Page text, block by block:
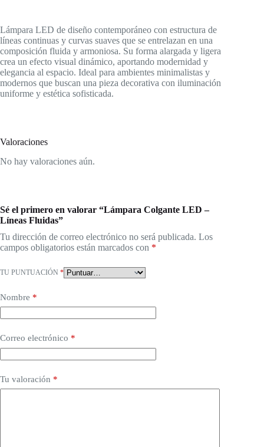
Lámpara LED de diseño contemporáneo con estructura de
líneas continuas y curvas suaves que se entrelazan en una
composición fluida y armoniosa. Su forma alargada y ligera
crea un efecto visual dinámico, aportando modernidad y
elegancia al espacio. Ideal para ambientes minimalistas y
modernos que buscan una pieza decorativa con iluminación
uniforme y estética sofisticada.
Valoraciones
No hay valoraciones aún.
Sé el primero en valorar “Lámpara Colgante LED –
Líneas Fluidas”
Tu dirección de correo electrónico no será publicada. Los
campos obligatorios están marcados con *
TU PUNTUACIÓN *
Nombre *
Correo electrónico *
Tu valoración *